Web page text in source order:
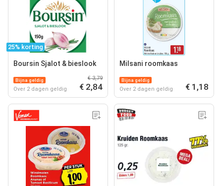
25% korting
Boursin Sjalot & bieslook
Bijna geldig
Over 2 dagen geldig
€ 3,79
€ 2,84
Milsani roomkaas
Bijna geldig
Over 2 dagen geldig € 1,18